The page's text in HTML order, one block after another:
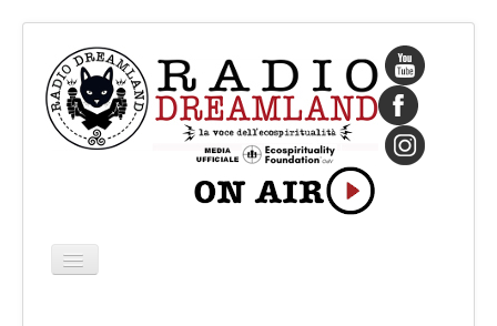
Cambia
navigazione